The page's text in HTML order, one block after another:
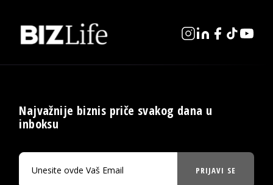
Najvažnije biznis priče svakog dana u
inboksu
PRIJAVI SE